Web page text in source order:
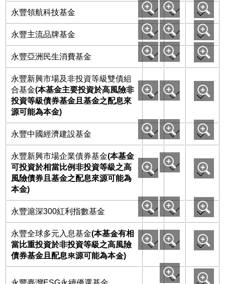
永豐領航科技基金
永豐主流品牌基金
永豐亞洲民生消費基金
永豐新興市場及非投資等級雙債組
合基金(本基金主要投資於高風險非
投資等級債券基金且基金之配息來
源可能為本金)
永豐中國經濟建設基金
永豐新興市場企業債券基金(本基金
可投資於相當比例非投資等級之高
風險債券且基金之配息來源可能為
本金)
永豐滬深300紅利指數基金
永豐全球多元入息基金(本基金有相
當比重投資於非投資等級之高風險
債券基金且配息來源可能為本金)